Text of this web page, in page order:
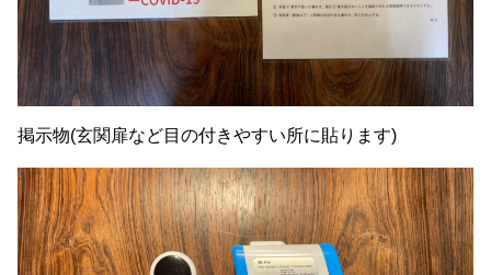
掲示物(玄関扉など目の付きやすい所に貼ります)